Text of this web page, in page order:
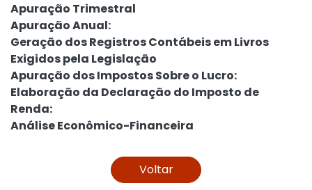
Apuração Trimestral
Apuração Anual:
Geração dos Registros Contábeis em Livros
Exigidos pela Legislação
Apuração dos Impostos Sobre o Lucro:
Elaboração da Declaração do Imposto de
Renda:
Análise Econômico-Financeira
Voltar